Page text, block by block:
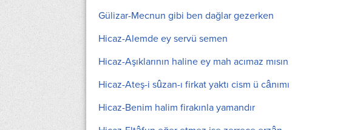
Gülizar-Mecnun gibi ben dağlar gezerken
Hicaz-Alemde ey servü semen
Hicaz-Aşıklarının haline ey mah acımaz mısın
Hicaz-Ateş-i sûzan-ı firkat yaktı cism ü cânımı
Hicaz-Benim halim firakınla yamandır